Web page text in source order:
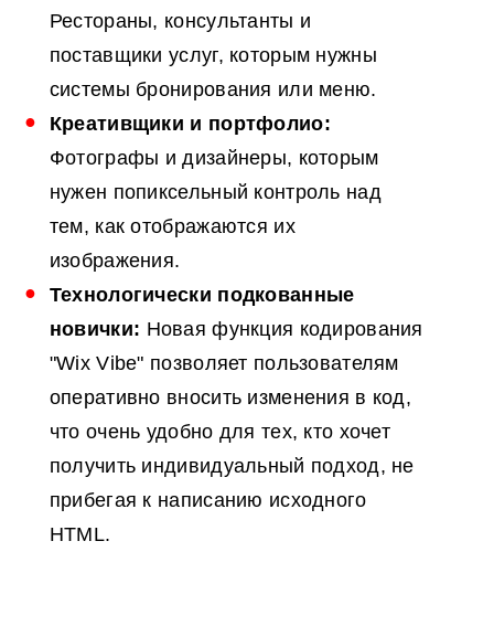
Рестораны, консультанты и
поставщики услуг, которым нужны
системы бронирования или меню.
Креативщики и портфолио:
Фотографы и дизайнеры, которым
нужен попиксельный контроль над
тем, как отображаются их
изображения.
Технологически подкованные
новички: Новая функция кодирования
"Wix Vibe" позволяет пользователям
оперативно вносить изменения в код,
что очень удобно для тех, кто хочет
получить индивидуальный подход, не
прибегая к написанию исходного
HTML.